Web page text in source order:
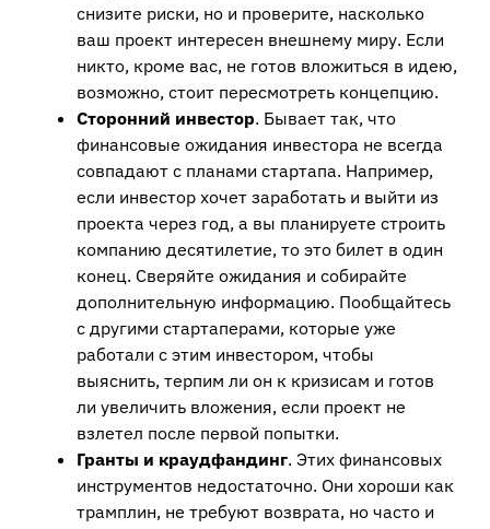
снизите риски, но и проверите, насколько
ваш проект интересен внешнему миру. Если
никто, кроме вас, не готов вложиться в идею,
возможно, стоит пересмотреть концепцию.
Сторонний инвестор. Бывает так, что
финансовые ожидания инвестора не всегда
совпадают с планами стартапа. Например,
если инвестор хочет заработать и выйти из
проекта через год, а вы планируете строить
компанию десятилетие, то это билет в один
конец. Сверяйте ожидания и собирайте
дополнительную информацию. Пообщайтесь
с другими стартаперами, которые уже
работали с этим инвестором, чтобы
выяснить, терпим ли он к кризисам и готов
ли увеличить вложения, если проект не
взлетел после первой попытки.
Гранты и краудфандинг. Этих финансовых
инструментов недостаточно. Они хороши как
трамплин, не требуют возврата, но часто и